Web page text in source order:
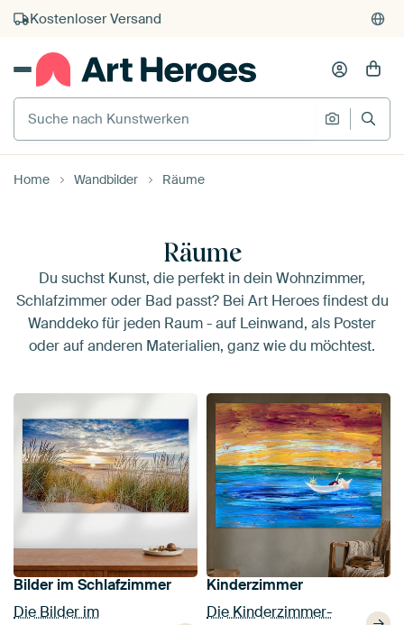
Kauf auf Rechnung
Individueller Druck auf Bestellung
Suche nach Kunstwerken
Suche
Home Wandbilder Räume
Räume
Du suchst Kunst, die perfekt in dein Wohnzimmer,
Schlafzimmer oder Bad passt? Bei Art Heroes findest du
Wanddeko für jeden Raum - auf Leinwand, als Poster
oder auf anderen Materialien, ganz wie du möchtest.
Bilder im Schlafzimmer
Die Bilder im
Kinderzimmer
Die Kinderzimmer-